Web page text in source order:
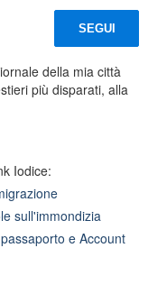
SEGUI
della mia città
più disparati, alla
Iodice:
sull'immondizia
e Account